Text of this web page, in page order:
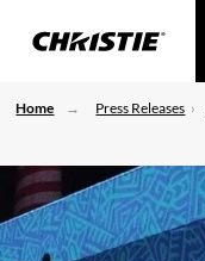
Home Press Releases